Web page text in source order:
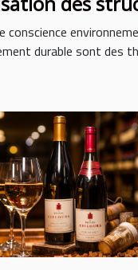
après des
conscience
durable sont des